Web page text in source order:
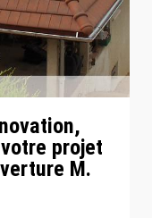
projet
M.